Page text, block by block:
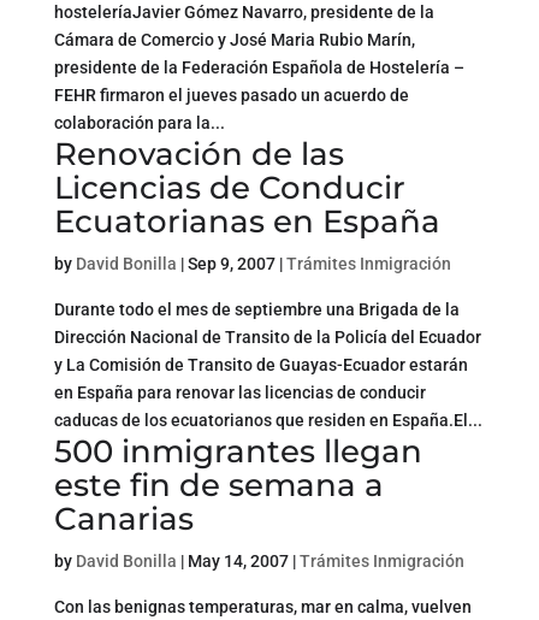
hosteleríaJavier Gómez Navarro, presidente de la
Cámara de Comercio y José Maria Rubio Marín,
presidente de la Federación Española de Hostelería –
FEHR firmaron el jueves pasado un acuerdo de
colaboración para la...
Renovación de las
Licencias de Conducir
Ecuatorianas en España
by David Bonilla |Sep 9, 2007|Trámites Inmigración
Durante todo el mes de septiembre una Brigada de la
Dirección Nacional de Transito de la Policía del Ecuador
y La Comisión de Transito de Guayas-Ecuador estarán
en España para renovar las licencias de conducir
caducas de los ecuatorianos que residen en España.El...
500 inmigrantes llegan
este fin de semana a
Canarias
by David Bonilla | May 14, 2007|Trámites Inmigración
Con las benignas temperaturas, mar en calma, vuelven